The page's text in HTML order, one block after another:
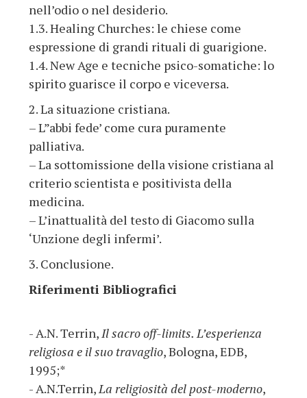
nell’odio o nel desiderio.
1.3. Healing Churches: le chiese come
espressione di grandi rituali di guarigione.
1.4. New Age e tecniche psico-somatiche: lo
spirito guarisce il corpo e viceversa.
2. La situazione cristiana.
– L”abbi fede’ come cura puramente
palliativa.
– La sottomissione della visione cristiana al
criterio scientista e positivista della
medicina.
– L’inattualità del testo di Giacomo sulla
‘Unzione degli infermi’.
3. Conclusione.
Riferimenti Bibliografici
- A.N. Terrin,Il sacro off-limits. L’esperienza
religiosa e il suo travaglio, Bologna, EDB,
1995;*
- A.N.Terrin,La religiosità del post-moderno,